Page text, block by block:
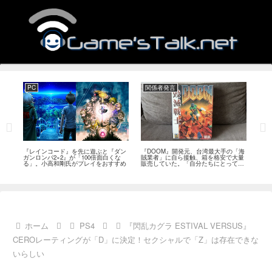
PC
『レインコード』を先に遊ぶと『ダン
ガンロンパ2×2』が「100倍面白くな
る」。小高和剛氏がプレイをおすすめ
関係者発言
『DOOM』開発元、台湾最大手の「海
賊業者」に自ら接触、箱を格安で大量
販売していた。「自分たちにとっては
流通だった」
ホーム PS4
『閃乱カグラ ESTIVAL VERSUS』
CEROレーティングが「D」に決定！セクシャルで「Z」は存在できな
いらしい